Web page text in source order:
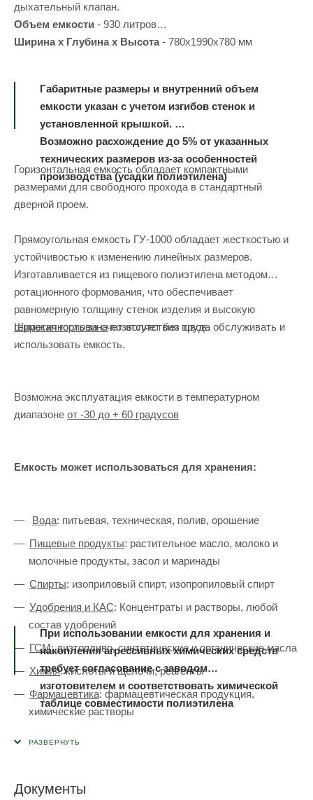
дыхательный клапан.
Объем емкости - 930 литров
Ширина х Глубина х Высота- 780х1990х780 мм
Габаритные размеры и внутренний объем
емкости указан с учетом изгибов стенок и
установленной крышкой.
Возможно расхождение до 5% от указанных
технических размеров из-за особенностей
производства (усадки полиэтилена)
Горизонтальная емкость обладает компактными
размерами для свободного прохода в стандартный
дверной проем.
Прямоугольная емкость ГУ-1000 обладает жесткостью и
устойчивостью к изменению линейных размеров.
Изготавливается из пищевого полиэтилена методом
ротационного формования, что обеспечивает
равномерную толщину стенок изделия и высокую
герметичность за счет отсутствия швов.
Широкая горловинапозволяет без труда обслуживать и
использовать емкость.
Возможна эксплуатация емкости в температурном
диапазоне от -30 до + 60 градусов
Емкость может использоваться для хранения:
Вода: питьевая, техническая, полив, орошение
Пищевые продукты: растительное масло, молоко и
молочные продукты, засол и маринады
Спирты: изоприловый спирт, изопропиловый спирт
Удобрения и КАС: Концентраты и растворы, любой
состав удобрений
ГСМ: дизтопливо, синтетические и органические масла
Химия: кислоты и щелочи, реагенты
Фармацевтика: фармацевтическая продукция,
химические растворы
пеллеты
При использовании емкости для хранения и
накопления агрессивных химических средств
требует согласование с заводом
изготовителем и соответствовать химической
таблице совместимости полиэтилена
Документы